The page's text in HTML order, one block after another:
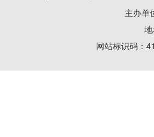
主办单
网站标识码